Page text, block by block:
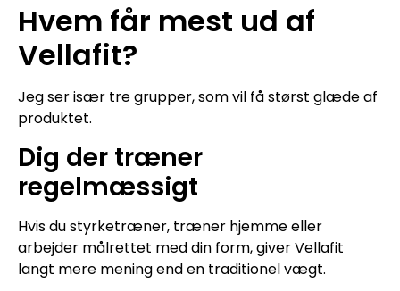
Hvem får mest ud af
Vellafit?
Jeg ser især tre grupper, som vil få størst glæde af
produktet.
Dig der træner
regelmæssigt
Hvis du styrketræner, træner hjemme eller
arbejder målrettet med din form, giver Vellafit
langt mere mening end en traditionel vægt.